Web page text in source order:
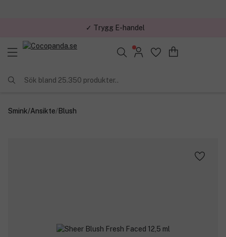
✓ Trygg E-handel
Sök bland 25.350 produkter..
Smink/Ansikte/Blush